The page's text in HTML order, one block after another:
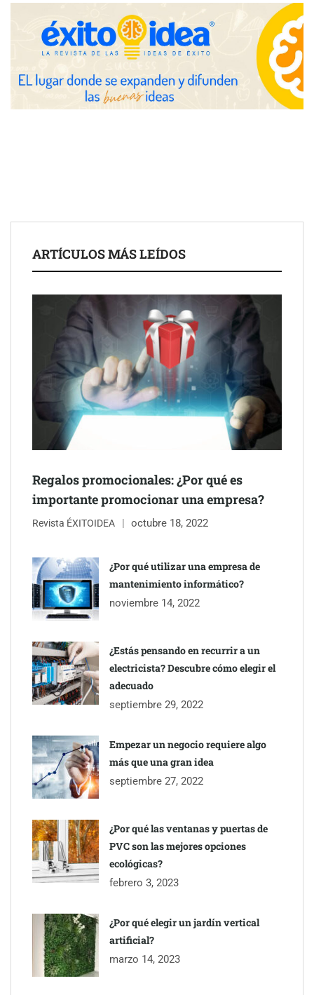
avanzadas para trading estratégico
COMPALISS de LYSOTRIC: cuando un solo producto multiplica
las posibilidades del salón profesional
Schaeffler mejora su rentabilidad en el primer semestre de 2026
NOVA: innovación y diseño que transforman espacios de la
mano de Tormo Franquicias
ARTÍCULOS MÁS LEÍDOS
Regalos promocionales: ¿Por qué es
importante promocionar una empresa?
Revista ÉXITOIDEA octubre 18, 2022
¿Por qué utilizar una empresa de
mantenimiento informático?
noviembre 14, 2022
¿Estás pensando en recurrir a un
electricista? Descubre cómo elegir el
adecuado
septiembre 29, 2022
Empezar un negocio requiere algo
más que una gran idea
septiembre 27, 2022
¿Por qué las ventanas y puertas de
PVC son las mejores opciones
ecológicas?
febrero 3, 2023
¿Por qué elegir un jardín vertical
artificial?
marzo 14, 2023